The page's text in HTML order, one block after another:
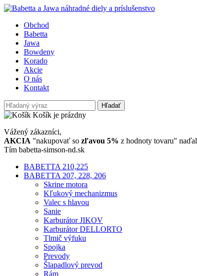
Obchod
Babetta
Jawa
Bowdeny
Korado
Akcie
O nás
Kontakt
Hľadať
Košík je prázdny
Vážený zákazníci,
AKCIA "nakupovať so zľavou 5% z hodnoty tovaru"
Tím babetta-simson-nd.sk
BABETTA 210,225
BABETTA 207, 228, 206
Skrine motora
Kľukový mechanizmus
Valec s hlavou
Sanie
Karburátor JIKOV
Karburátor DELLORTO
Tlmič výfuku
Spojka
Prevody
Šlapadlový prevod
Rám